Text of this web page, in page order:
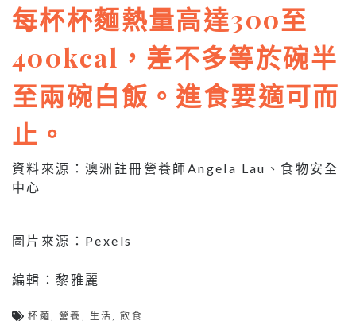
每杯杯麵熱量高達300至
400kcal，差不多等於碗半
至兩碗白飯。進食要適可而
止。
資料來源：澳洲註冊營養師Angela Lau、食物安全
中心
圖片來源：Pexels
編輯：黎雅麗
杯麵 ,營養 生活 ,飲食